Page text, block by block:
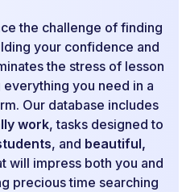
the challenge of finding
your confidence and
the stress of lesson
you need in a
Our database includes
work, tasks designed to
, and beautiful,
will impress both you and
precious time searching